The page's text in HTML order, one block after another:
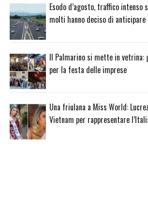
Esodo d’agosto, traffico intenso
molti hanno deciso di anticipare
Il Palmarino si mette in vetrina:
per la festa delle imprese
Una friulana a Miss World:
Vietnam per rappresentare